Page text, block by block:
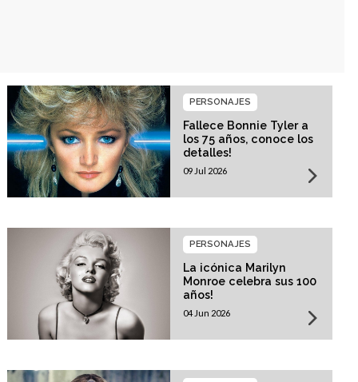
Fallece Bonnie Tyler a
los 75 años, conoce los
detalles!
PERSONAJES
09 Jul 2026
La icónica Marilyn
Monroe celebra sus 100
años!
PERSONAJES
04 Jun 2026